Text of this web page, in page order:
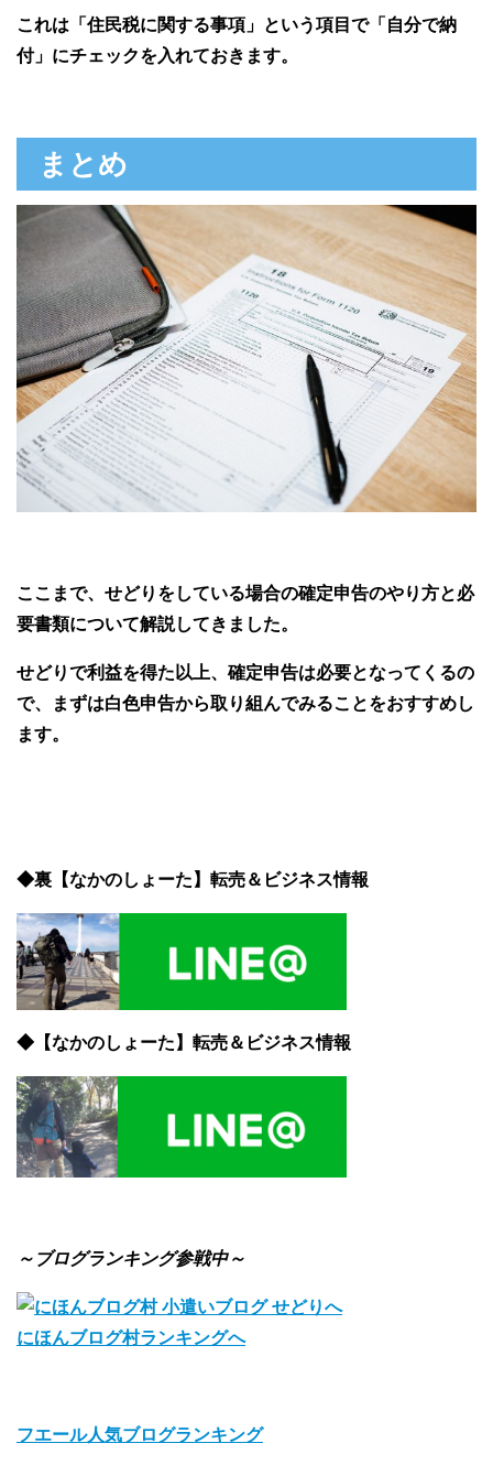
これは「住民税に関する事項」という項目で「自分で納
付」にチェックを入れておきます。
まとめ
ここまで、せどりをしている場合の確定申告のやり方と必
要書類について解説してきました。
せどりで利益を得た以上、確定申告は必要となってくるの
で、まずは白色申告から取り組んでみることをおすすめし
ます。
◆裏【なかのしょーた】転売＆ビジネス情報
◆【なかのしょーた】転売＆ビジネス情報
～ブログランキング参戦中～
にほんブログ村ランキングへ
フエール人気ブログランキング